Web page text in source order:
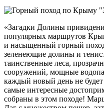
«Загадки Долины
популярных маршрутов
и насыщенный горный
зеленеющие долины и
таинственные леса,
сооружений, мощные
каждый новый день не
самые интересные
собраны в этом походе!